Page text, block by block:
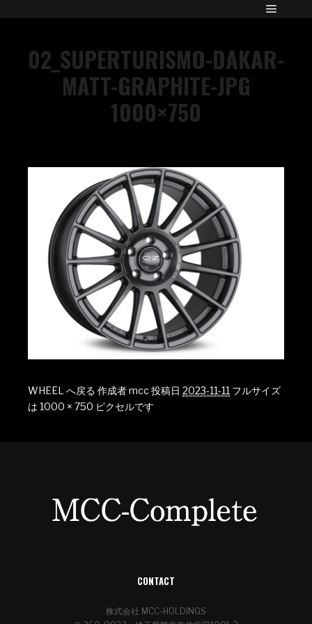
02_SUPERTURISMO-DAKAR-
MATT-GRAPHITE-JPG
1000×750
WHEEL へ戻る 作成者mcc投稿日 2023-11-11 フルサイズ
は 1000 × 750 ピクセルです
CONTACT
株式会社 MCC-HOLDINGS